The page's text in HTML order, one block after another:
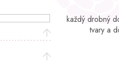
každý drobný
tvary a